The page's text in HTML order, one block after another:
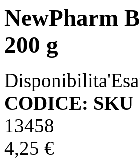
NewPharm
200 g
Disponibilita'
CODICE: SKU
13458
4,25 €